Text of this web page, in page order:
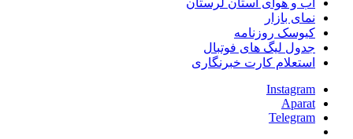
آب و هوای استان لرستان
نمای بازار
کیوسک روزنامه
جدول لیگ های فوتبال
استعلام کارت خبرنگاری
Instagram
Aparat
Telegram